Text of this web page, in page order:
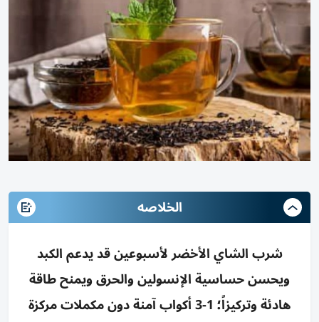
الخلاصه
شرب الشاي الأخضر لأسبوعين قد يدعم الكبد
ويحسن حساسية الإنسولين والحرق ويمنح طاقة
هادئة وتركيزاً؛ 1-3 أكواب آمنة دون مكملات مركزة